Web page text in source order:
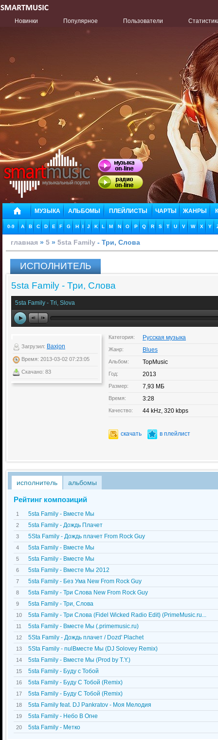
Новинки Популярное Пользователи
МУЗЫКА АЛЬБОМЫ ПЛЕЙЛИСТЫ ЧАРТЫ ЖАНРЫ
0-9 A B C D E F G H I J K L M N O P Q R S T U V W X Y
главная » 5 » 5sta Family - Три, Слова
ИСПОЛНИТЕЛЬ
5sta Family - Три, Слова
5sta Family - Tri, Slova
Загрузил: Baxjon
Время: 2013-03-02 07:23:05
Скачано: 83
Категория: Русская музыка
Жанр: Blues
Альбом: TopMusic
Год: 2013
Размер: 7,93 МБ
Время: 3:28
Качество: 44 kHz, 320 kbps
скачать в плейлист
исполнитель альбомы
Рейтинг композиций
1 5sta Family - Вместе Мы
2 5sta Family - Дождь Плачет
3 5Sta Family - Дождь плачет From Rock Guy
4 5sta Family - Вместе Мы
5 5sta Family - Вместе Мы
6 5sta Family - Вместе Мы 2012
7 5sta Family - Без Ума New From Rock Guy
8 5sta Family - Три Слова New From Rock Guy
9 5sta Family - Три, Слова
10 5sta Family - Три Слова (Fidel Wicked Radio Edit) (PrimeMusic.ru...
11 5sta Family - Вместе Мы (.primemusic.ru)
12 5Sta Family - Дождь плачет / Dozd' Plachet
13 5Sta Family - nulВместе Мы (DJ Solovey Remix)
14 5sta Family - Вместе Мы (Prod by T.Y.)
15 5sta Family - Буду с Тобой
16 5sta Family - Буду С Тобой (Remix)
17 5sta Family - Буду С Тобой (Remix)
18 5sta Family feat. DJ Pankratov - Моя Мелодия
19 5sta Family - Небо В Огне
20 5sta Family - Метко